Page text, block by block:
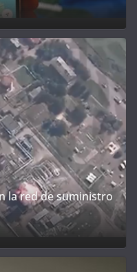
la red de suministro